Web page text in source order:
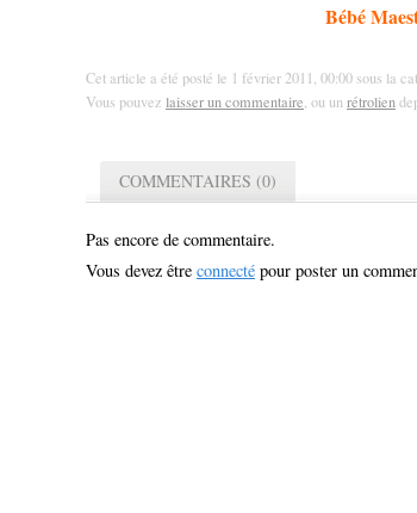
Bébé
Cet article a été posté le 1 février 2011, 00:00 sous la
Vous pouvez laisser un commentaire , ou un rétrolien
COMMENTAIRES (0)
Pas encore de commentaire.
Vous devez être connecté pour poster un